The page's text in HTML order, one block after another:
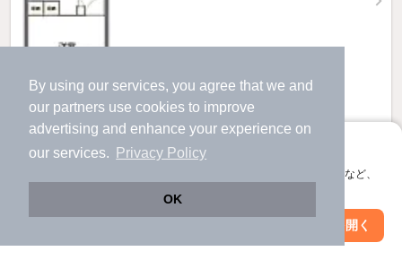
By using our services, you agree that we and
our partners use cookies to improve
advertising and enhance your experience on
our services.
Privacy Policy
OK
アプリに切り替えて、サクサクお部屋探し
会員登録なしですぐ使える。マップ検索やお気に入り保存など、
アプリを開く
絞り込み条件を変更